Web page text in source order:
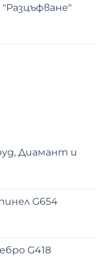
Диамант и
G654
G418